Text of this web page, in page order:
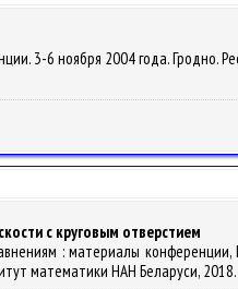
3-6 ноября 2004 года. Гродно.
с круговым отверстием
: материалы
математики НАН Беларуси,